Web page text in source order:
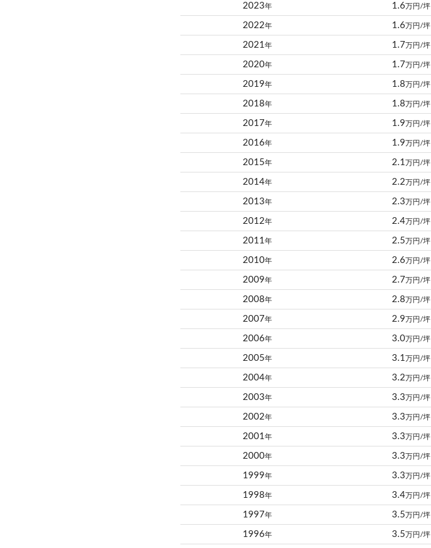
2023年 1.6万円/坪
2022年 1.6万円/坪
2021 年 1.7万円/坪
2020年 1.7万円/坪
2019年 1.8万円/坪
2018年 1.8万円/坪
2017年 1.9万円/坪
2016年 1.9万円/坪
2015年 2.1万円/坪
2014年 2.2万円/坪
2013年 2.3万円/坪
2012年 2.4万円/坪
2011 年 2.5万円/坪
2010年 2.6万円/坪
2009年 2.7万円/坪
2008年 2.8万円/坪
2007年 2.9万円/坪
2006年 3.0万円/坪
2005年 3.1万円/坪
2004年 3.2万円/坪
2003年 3.3万円/坪
2002年 3.3万円/坪
2001 年 3.3万円/坪
2000年 3.3万円/坪
1999年 3.3万円/坪
1998年 3.4万円/坪
1997年 3.5万円/坪
1996年 3.5万円/坪